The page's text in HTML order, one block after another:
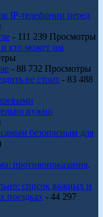
IP-телефонии перед
- 111 239 Просмотры
и кто может им
- 88 732 Просмотры
не стоит - 83 488
нужно
самым безопасным для
противопоказания,
список важных и
поездках - 44 297